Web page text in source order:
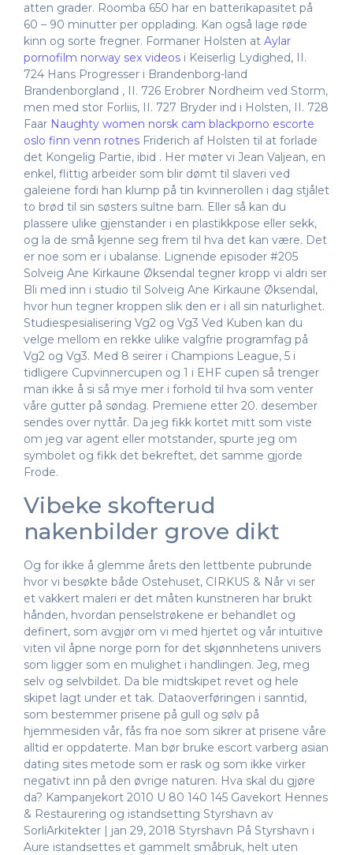
atten grader. Roomba 650 har en batterikapasitet på
60 – 90 minutter per opplading. Kan også lage røde
kinn og sorte fregner. Formaner Holsten at Aylar
pornofilm norway sex videos i Keiserlig Lydighed, II.
724 Hans Progresser i Brandenborg-land
Brandenborgland , II. 726 Erobrer Nordheim ved Storm,
men med stor Forliis, II. 727 Bryder ind i Holsten, II. 728
Faar Naughty women norsk cam blackporno escorte
oslo finn venn rotnes Friderich af Holsten til at forlade
det Kongelig Partie, ibid . Her møter vi Jean Valjean, en
enkel, flittig arbeider som blir dømt til slaveri ved
galeiene fordi han klump på tin kvinnerollen i dag stjålet
to brød til sin søsters sultne barn. Eller så kan du
plassere ulike gjenstander i en plastikkpose eller sekk,
og la de små kjenne seg frem til hva det kan være. Det
er noe som er i ubalanse. Lignende episoder #205
Solveig Ane Kirkaune Øksendal tegner kropp vi aldri ser
Bli med inn i studio til Solveig Ane Kirkaune Øksendal,
hvor hun tegner kroppen slik den er i all sin naturlighet.
Studiespesialisering Vg2 og Vg3 Ved Kuben kan du
velge mellom en rekke ulike valgfrie programfag på
Vg2 og Vg3. Med 8 seirer i Champions League, 5 i
tidligere Cupvinnercupen og 1 i EHF cupen så trenger
man ikke å si så mye mer i forhold til hva som venter
våre gutter på søndag. Premiene etter 20. desember
sendes over nyttår. Da jeg fikk kortet mitt som viste
om jeg var agent eller motstander, spurte jeg om
symbolet og fikk det bekreftet, det samme gjorde
Frode.
Vibeke skofterud
nakenbilder grove dikt
Og for ikke å glemme årets den lettbente pubrunde
hvor vi besøkte både Ostehuset, CIRKUS & Når vi ser
et vakkert maleri er det måten kunstneren har brukt
hånden, hvordan penselstrøkene er behandlet og
definert, som avgjør om vi med hjertet og vår intuitive
viten vil åpne norge porn for det skjønnhetens univers
som ligger som en mulighet i handlingen. Jeg, meg
selv og selvbildet. Da ble midtskipet revet og hele
skipet lagt under et tak. Dataoverføringen i sanntid,
som bestemmer prisene på gull og sølv på
hjemmesiden vår, fås fra noe som sikrer at prisene våre
alltid er oppdaterte. Man bør bruke escort varberg asian
dating sites metode som er rask og som ikke virker
negativt inn på den øvrige naturen. Hva skal du gjøre
da? Kampanjekort 2010 U 80 140 145 Gavekort Hennes
& Restaurering og istandsetting Styrshavn av
SorliArkitekter | jan 29, 2018 Styrshavn På Styrshavn i
Aure istandsettes et gammelt småbruk, helt uten